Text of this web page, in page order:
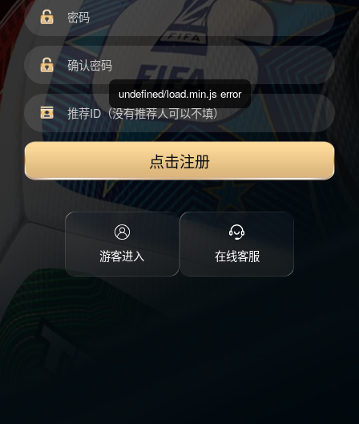
点击注册
游客进入 在线客服
undefined/load.min.js error